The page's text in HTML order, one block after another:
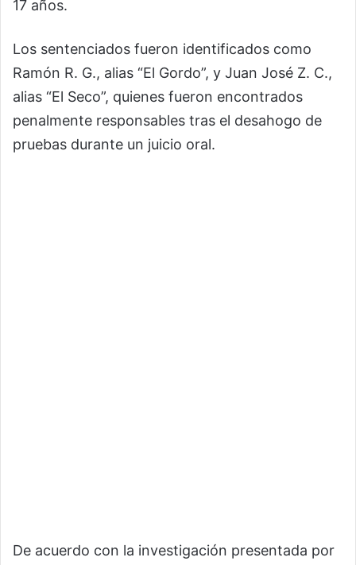
17 años.
Los sentenciados fueron identificados como
Ramón R. G., alias “El Gordo”, y Juan José Z. C.,
alias “El Seco”, quienes fueron encontrados
penalmente responsables tras el desahogo de
pruebas durante un juicio oral.
De acuerdo con la investigación presentada por